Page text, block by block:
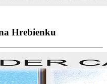
Hrebienku